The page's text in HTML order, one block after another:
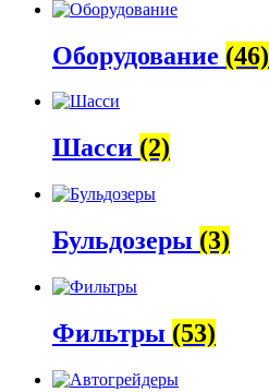
Оборудование (46)
Шасси (2)
Бульдозеры (3)
Фильтры (53)